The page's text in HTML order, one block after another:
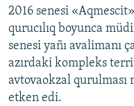
2016 senesi
qurucılıq boyunca
senesi yañı avalimanı
azırdaki kompleks
avtovaokzal qurulması
etken edi.